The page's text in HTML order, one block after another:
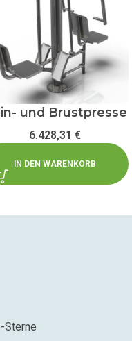
und Brustpresse
6.428,31 €
IN DEN WARENKORB
Sterne